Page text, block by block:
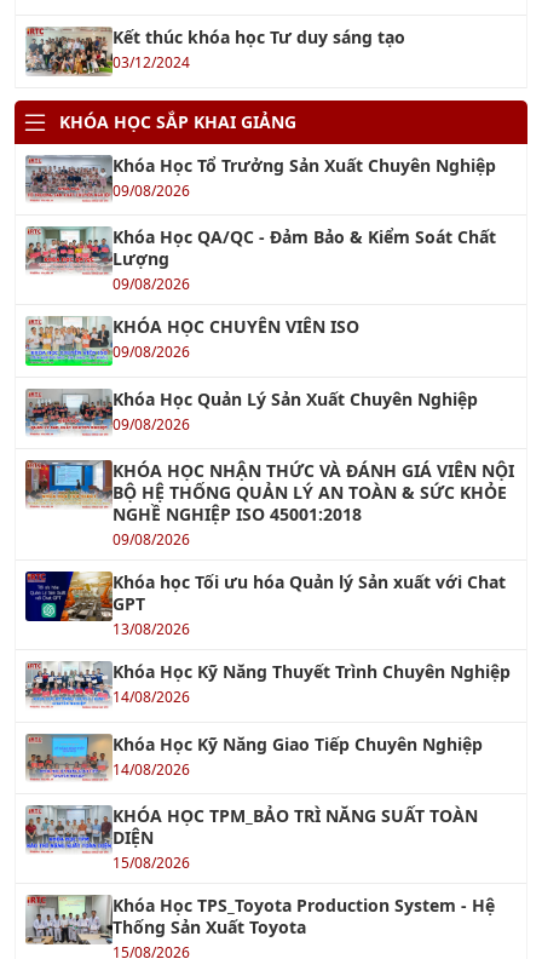
03/12/2024
Khóa Học Tổ Trưởng Sản Xuất Chuyên Nghiệp
09/08/2026
Lượng
09/08/2026
KHÓA HỌC CHUYÊN VIÊN ISO
09/08/2026
09/08/2026
BỘ HỆ THỐNG QUẢN LÝ AN TOÀN & SỨC KHỎE
NGHỀ NGHIỆP ISO 45001:2018
09/08/2026
Khóa học Tối ưu hóa Quản lý Sản xuất với Chat
GPT
13/08/2026
Khóa Học Kỹ Năng Thuyết Trình Chuyên Nghiệp
14/08/2026
14/08/2026
DIỆN
15/08/2026
Khóa Học TPS_Toyota Production System - Hệ
Thống Sản Xuất Toyota
15/08/2026